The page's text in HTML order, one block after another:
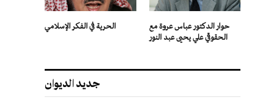
الحرية في الفكر الإسلامي
حوار الدكتور عباس عروة مع
الحقوقي علي يحيى عبد النور
جديد الديوان